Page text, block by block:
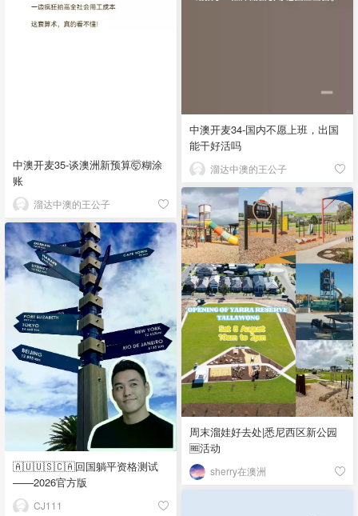
中澳开麦35-谈澳洲新预算🤯糊涂
账
溜达中澳的王公子
中澳开麦34-国内不愿上班，出国
能干好活吗
溜达中澳的王公子
周末溜娃好去处|悉尼西区新公园
🆓活动
sherry在澳洲
🇦🇺🇺🇸🇨🇦回国躺平资格测试
——2026官方版
CJ111